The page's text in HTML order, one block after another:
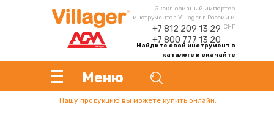
Эксклюзивный импортер
инструментов Villager в России и
СНГ
Найдите свой инструмент в
каталоге и скачайте
+7 812 209 13 29
+7 800 777 13 20
Меню
Нашу продукцию вы можете купить онлайн: